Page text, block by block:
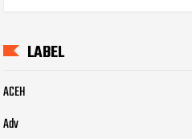
LABEL
ACEH
Adv